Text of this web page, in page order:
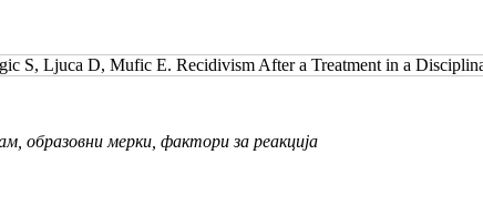
S, Ljuca D, Mufic E. Recidivism After a Treatment in a
образовни мерки, фактори за реакција